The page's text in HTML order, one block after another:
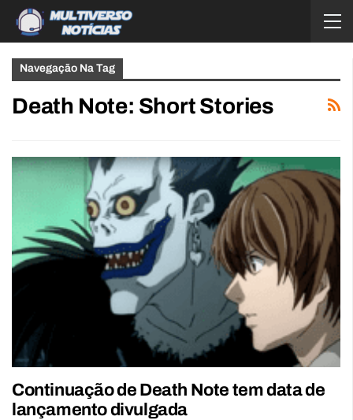
Navegação Na Tag
Death Note: Short Stories
Continuação de Death Note tem data de
lançamento divulgada